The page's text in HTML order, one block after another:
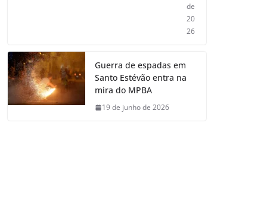
de
20
26
Guerra de espadas em
Santo Estévão entra na
mira do MPBA
19 de junho de 2026